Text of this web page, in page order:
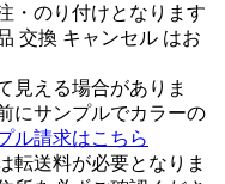
・のり付けとなります
交換 キャンセル はお
見える場合がありま
にサンプルでカラーの
ル請求はこちら
転送料が必要となりま